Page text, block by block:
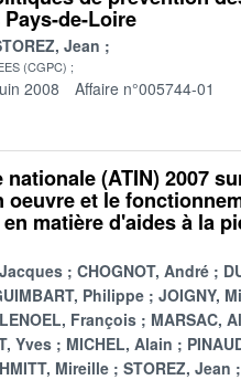
de-Loire
Jean
(CGPC)
2008 Affaire n°005744-01
(ATIN) 2007
oeuvre et le
matière d'aides à la
CHOGNOT, André
Philippe
JOIGNY,
LENOEL, François
MARSAC,
Yves MICHEL, Alain
Mireille
STOREZ, Jean